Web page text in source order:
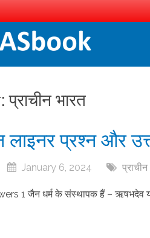
प्राचीन भारत
लाइनर प्रश्न और
January 6, 2024
1 जैन धर्म के संस्थापक हैं – ऋषभदेव